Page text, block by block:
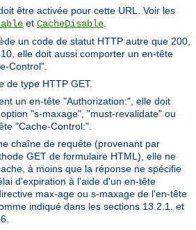
être activée pour cette URL. Voir les
et CacheDisable.
un code de statut HTTP autre que 200,
elle doit aussi comporter un en-tête
Control".
de type HTTP GET.
un en-tête "Authorization:", elle doit
"s-maxage", "must-revalidate" ou
"Cache-Control:".
chaîne de requête (provenant par
GET de formulaire HTML), elle ne
à moins que la réponse ne spécifie
d'expiration à l'aide d'un en-tête
max-age ou s-maxage de l'en-tête
indiqué dans les sections 13.2.1. et